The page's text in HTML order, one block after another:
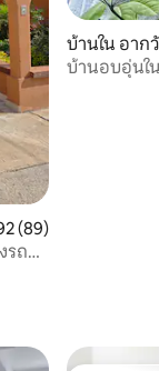
เฉลี่ย 4.92 จาก 5,
(89)
รถ
บ้านใน อาก
บ้านอบอุ่นใ